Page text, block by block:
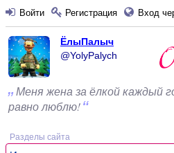
Войти Регистрация Вход
ЁлыПалыч
@YolyPalych
Меня жена за ёлкой каждый
равно люблю!
Разделы сайта